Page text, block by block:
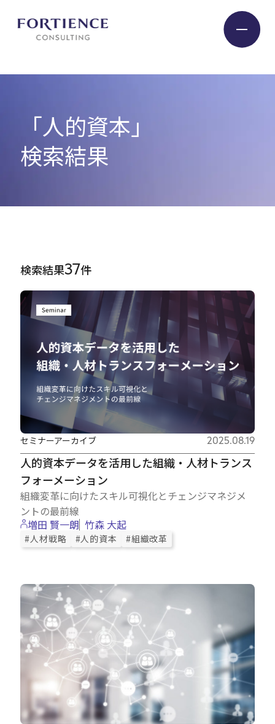
Service
Company
Careers
News
サイト内検索
Contact
「人的資本」
検索結果
検索結果37件
人的資本データを活用した組織・人材トランス
フォーメーション
組織変革に向けたスキル可視化とチェンジマネジメ
ントの最前線
セミナーアーカイブ 2025.08.19
増田 賢一朗 竹森 大起
#人材戦略 #人的資本 #組織改革